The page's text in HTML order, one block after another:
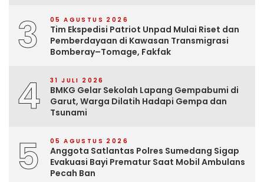
3 05 AGUSTUS 2026
Tim Ekspedisi Patriot Unpad Mulai Riset dan
Pemberdayaan di Kawasan Transmigrasi
Bomberay–Tomage, Fakfak
4 31 JULI 2026
BMKG Gelar Sekolah Lapang Gempabumi di
Garut, Warga Dilatih Hadapi Gempa dan
Tsunami
5 05 AGUSTUS 2026
Anggota Satlantas Polres Sumedang Sigap
Evakuasi Bayi Prematur Saat Mobil Ambulans
Pecah Ban